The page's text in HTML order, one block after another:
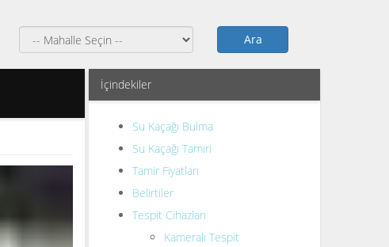
Ara
İçindekiler
Su Kaçağı Bulma
Su Kaçağı Tamiri
Tamir Fiyatları
Belirtiler
Tespit Cihazları
Kameralı Tespit